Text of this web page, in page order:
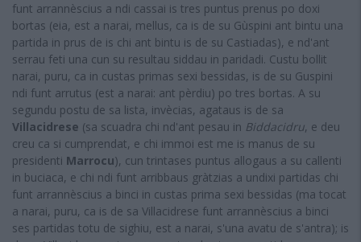
funt arrannèscius a ndi cassai is tres puntus prenus po doxi
bortas (eia, est a narai, mellus, ca is de su Gùspini ant bintu una
partida in prus de is chi ant bintu is de su Castiadas), e nd'ant
serrau feti una cun su resultau siddau in paridadi. Custu bollit
narai, puru, ca in custas primas sexi bessidas, is de su Guspini
ndi funt arrutus (est a narai: ant pèrdiu) po tres bortas. A su
segundu postu de sa lista, invècias, agataus is de sa
Villacidrese (sa scuadra chi nd'ant pesau in Biddacidru, e deu
creu ca si cumprendat, e chi immoi est me is manus de su
presidenti Marrocu), cun trintases puntus allogaus a su callenti
in buciaca, e chi ndi funt arribbaus gràtzias a undixi partidas chi
funt arrannèscius a binci in custas prima sexi bessidas (ma tocat
a narai, puru, ca is de sa Villacidrese funt arrannèscius a binci
ses partidas totu de sighiu, est a narai, s'una avatu de s'antra); is